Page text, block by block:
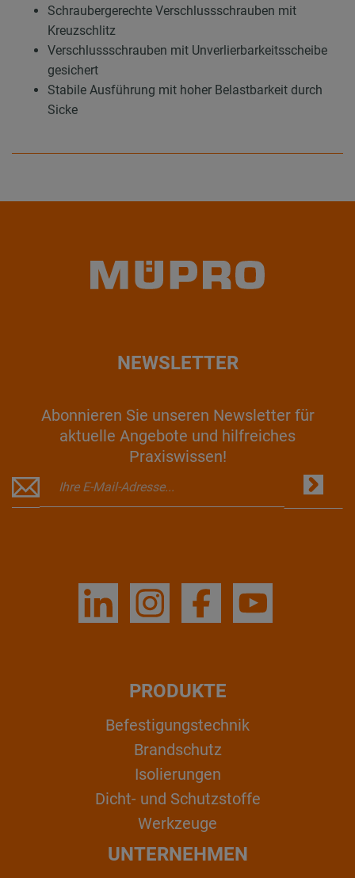
Schraubergerechte Verschlussschrauben mit
Kreuzschlitz
Verschlussschrauben mit Unverlierbarkeitsscheibe
gesichert
Stabile Ausführung mit hoher Belastbarkeit durch
Sicke
NEWSLETTER
Abonnieren Sie unseren Newsletter für
aktuelle Angebote und hilfreiches
Praxiswissen!
PRODUKTE
Befestigungstechnik
Brandschutz
Isolierungen
Dicht- und Schutzstoffe
Werkzeuge
UNTERNEHMEN